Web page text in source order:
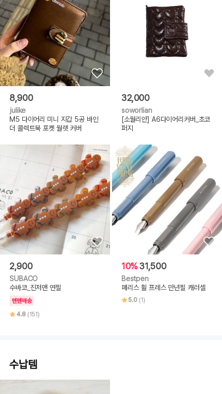
8,900
julike
M5 다이어리 미니 지갑 5공 바인
더 콜렉트북 포켓 월렛 커버
32,000
soworlian
[소월리안] A6다이어리커버_초코
퍼지
2,900
SUBACO
수바코_진저맨 연필
텐텐배송
4.8 (151)
10%31,500
Bestpen
페리스 휠 프레스 만년필 캐러셀
5.0 (1)
수납템